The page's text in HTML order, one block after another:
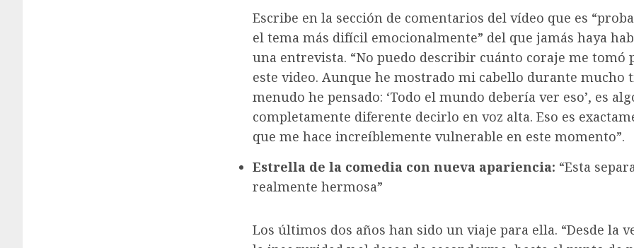
Escribe en la sección de comentarios del vídeo que es
el tema más difícil emocionalmente” del que jamás haya
una entrevista. “No puedo describir cuánto coraje me tomó
este video. Aunque he mostrado mi cabello durante mucho
menudo he pensado: ‘Todo el mundo debería ver eso’, es
completamente diferente decirlo en voz alta. Eso es
que me hace increíblemente vulnerable en este momento”.
Estrella de la comedia con nueva apariencia: “Esta
realmente hermosa”
Los últimos dos años han sido un viaje para ella. “Desde la